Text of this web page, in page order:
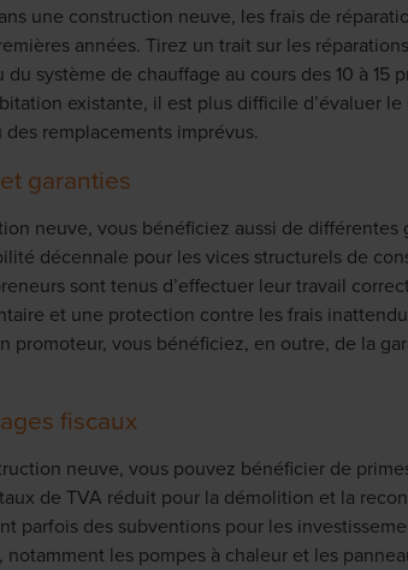
une construction neuve, les frais de
années. Tirez un trait sur les
système de chauffage au cours des 10 à 15
existante, il est plus difficile d’évaluer
remplacements imprévus.
garanties
neuve, vous bénéficiez aussi de différentes
décennale pour les vices structurels de
sont tenus d’effectuer leur travail
et une protection contre les frais
promoteur, vous bénéficiez, en outre, de la
fiscaux
neuve, vous pouvez bénéficier de
de TVA réduit pour la démolition et la
parfois des subventions pour les
les pompes à chaleur et les